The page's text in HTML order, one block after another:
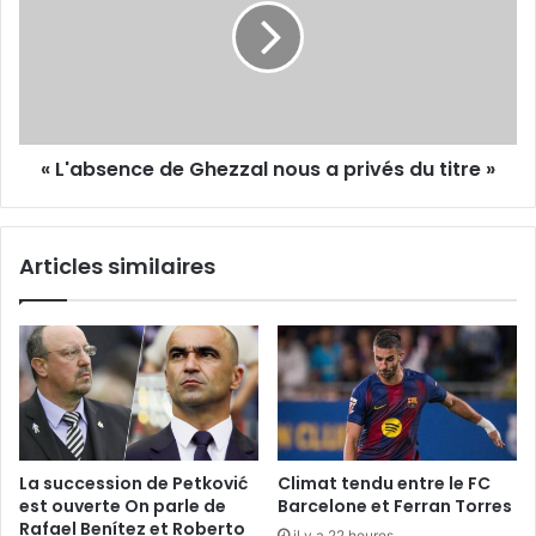
« L'absence de Ghezzal nous a privés du titre »
Articles similaires
La succession de Petković
est ouverte On parle de
Rafael Benítez et Roberto
Climat tendu entre le FC
Barcelone et Ferran Torres